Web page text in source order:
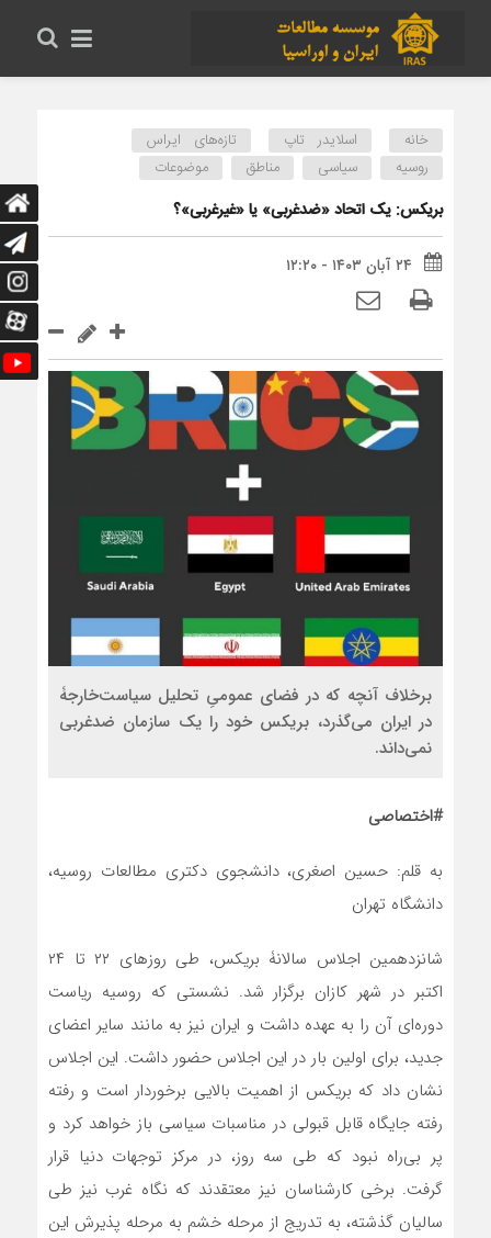
خانه اسلایدر تاپ
تازه‌های ایراس
روسیه
سیاسی مناطق موضوعات
بریکس: یک اتحاد «ضدغربی» یا «غیرغربی»؟
۲۴ آبان ۱۴۰۳ - ۱۲:۲۰
برخلاف آنچه که در فضای عمومیِ تحلیل سیاست‌خارجۀ
در ایران می‌گذرد، بریکس خود را یک سازمان ضدغربی
نمی‌داند.
#اختصاصی
به قلم: حسین اصغری، دانشجوی دکتری مطالعات روسیه،
دانشگاه تهران
شانزدهمین اجلاس سالانۀ بریکس، طی روزهای ۲۲ تا ۲۴
اکتبر در شهر کازان برگزار شد. نشستی که روسیه ریاست
دوره‌ای آن را به عهده داشت و ایران نیز به مانند سایر اعضای
جدید، برای اولین بار در این اجلاس حضور داشت. این اجلاس
نشان داد که بریکس از اهمیت بالایی برخوردار است و رفته
رفته جایگاه قابل قبولی در مناسبات سیاسی باز خواهد کرد و
پر بی‌راه نبود که طی سه روز، در مرکز توجهات دنیا قرار
گرفت. برخی کارشناسان نیز معتقدند که نگاه غرب نیز طی
سالیان گذشته، به تدریج از مرحله خشم به مرحله پذیرش این